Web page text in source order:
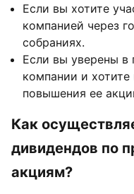
Если вы хотите
компанией через
собраниях.
Если вы уверены в
компании и хотите
повышения ее
Как
дивидендов по
акциям?